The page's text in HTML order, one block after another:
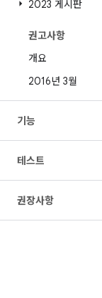
2023 게시판
권고사항
개요
2016년 3월
기능
테스트
권장사항